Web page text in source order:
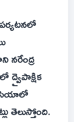
నరేంద్ర
తెలుస్తోంది.